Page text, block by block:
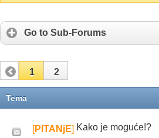
Go to Sub-Forums
1 2
Tema
[PITANjE] Kako je moguće!?